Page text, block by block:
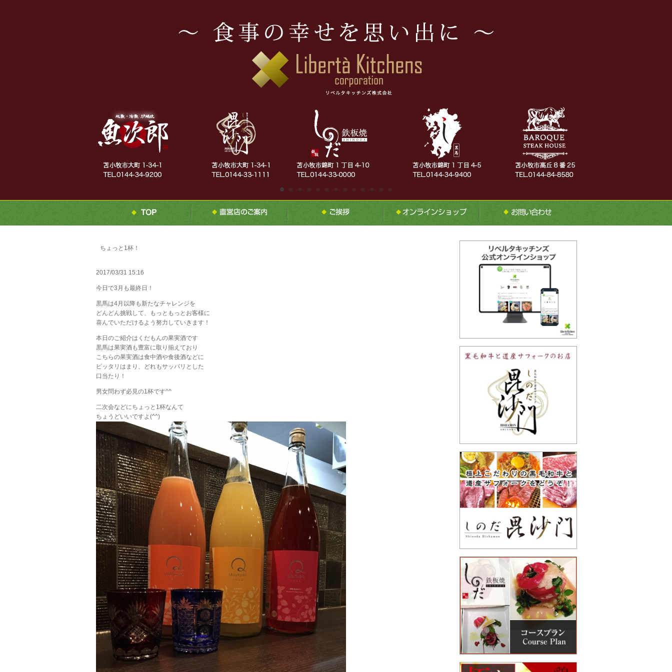
ちょっと1杯！
2017/03/31 15:16
今日で3月も最終日！
黒馬は4月以降も新たなチャレンジを
どんどん挑戦して、もっともっとお客様に
喜んでいただけるよう努力していきます！
本日のご紹介はくだもんの果実酒です
黒馬は果実酒も豊富に取り揃えており
こちらの果実酒は食中酒や食後酒などに
ピッタリはまり、どれもサッパリとした
口当たり！
男女問わず必見の1杯です^^
二次会などにちょっと1杯なんて
ちょうどいいですよ(^^)